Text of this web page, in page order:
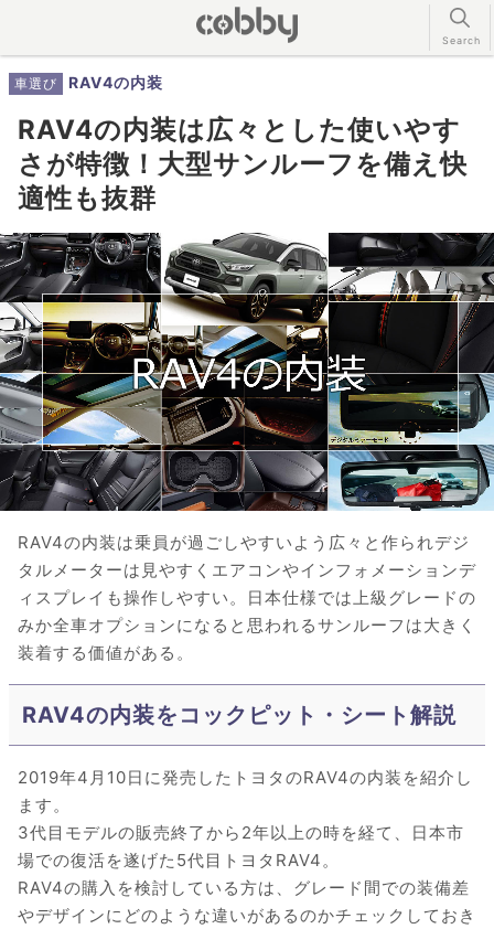
車選び RAV4の内装
RAV4の内装は広々とした使いやす
さが特徴！大型サンルーフを備え快
適性も抜群
RAV4の内装は乗員が過ごしやすいよう広々と作られデジ
タルメーターは見やすくエアコンやインフォメーションデ
ィスプレイも操作しやすい。日本仕様では上級グレードの
みか全車オプションになると思われるサンルーフは大きく
装着する価値がある。
RAV4の内装をコックピット・シート解説
2019年4月10日に発売したトヨタのRAV4の内装を紹介し
ます。
3代目モデルの販売終了から2年以上の時を経て、日本市
場での復活を遂げた5代目トヨタRAV4。
RAV4の購入を検討している方は、グレード間での装備差
やデザインにどのような違いがあるのかチェックしておき